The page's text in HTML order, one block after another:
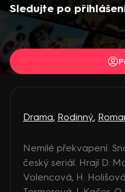
Sledujte po
Drama, Rodinný,
Nemilé překvapení.
český seriál. Hrají D.
Volencová, H.